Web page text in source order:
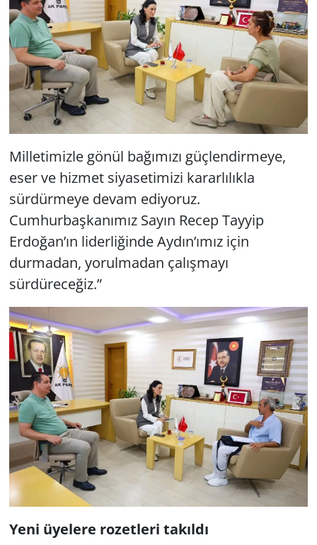
Milletimizle gönül bağımızı güçlendirmeye,
eser ve hizmet siyasetimizi kararlılıkla
sürdürmeye devam ediyoruz.
Cumhurbaşkanımız Sayın Recep Tayyip
Erdoğan’ın liderliğinde Aydın’ımız için
durmadan, yorulmadan çalışmayı
sürdüreceğiz.”
Yeni üyelere rozetleri takıldı